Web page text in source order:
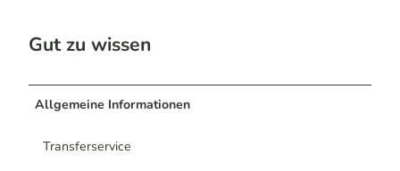
Gut zu wissen
Allgemeine Informationen
Transferservice